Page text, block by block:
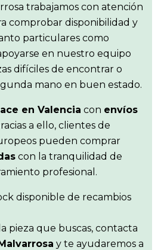
trabajamos con atención
comprobar disponibilidad y
particulares como
en nuestro equipo
difíciles de encontrar o
mano en buen estado.
en Valencia con envíos
a ello, clientes de
pueden comprar
con la tranquilidad de
profesional.
disponible de recambios
pieza que buscas, contacta
y te ayudaremos a